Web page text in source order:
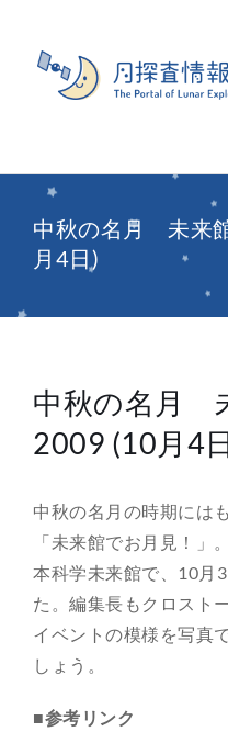
content
索
…
イベント情報
総合案内
月を知ろう
月と遊ぼう
月・惑星へ
中秋の名月 未来
月4日)
中秋の名月
2009 (10月4
中秋の名月の時期には
「未来館でお月見！」
本科学未来館で、10月
た。編集長もクロスト
イベントの模様を写真
しょう。
■参考リンク